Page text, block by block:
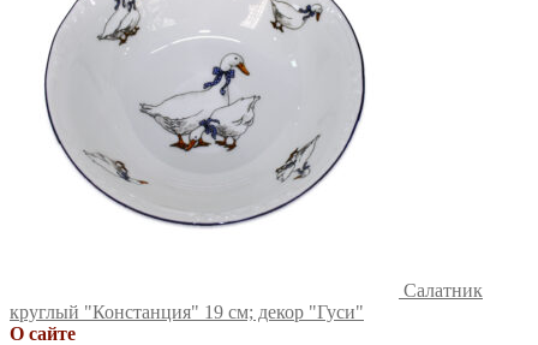
Салатник
круглый "Констанция" 19 см; декор "Гуси"
О сайте